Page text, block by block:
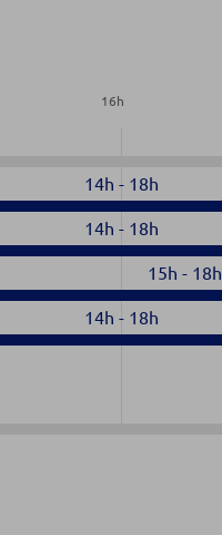
16h
14h - 18h
14h - 18h
15h - 18h
14h - 18h